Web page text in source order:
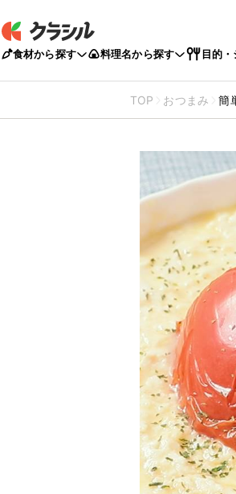
食材から探す 料理名から探す 目的
TOP おつまみ 簡